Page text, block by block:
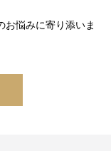
お悩みに寄り添いま